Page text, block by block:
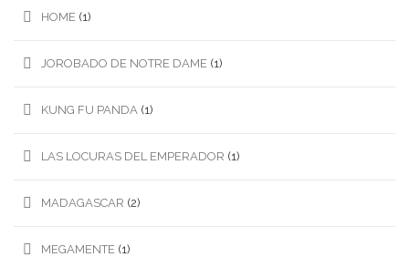
HOME (1)
JOROBADO DE NOTRE DAME (1)
KUNG FU PANDA (1)
LAS LOCURAS DEL EMPERADOR (1)
MADAGASCAR (2)
MEGAMENTE (1)